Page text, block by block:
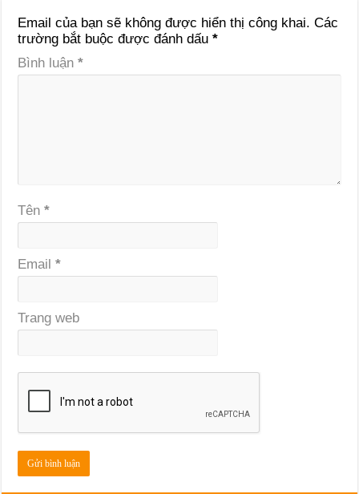
Email của bạn sẽ không được hiển thị công khai. Các
trường bắt buộc được đánh dấu*
Bình luận*
Tên*
Email*
Trang web